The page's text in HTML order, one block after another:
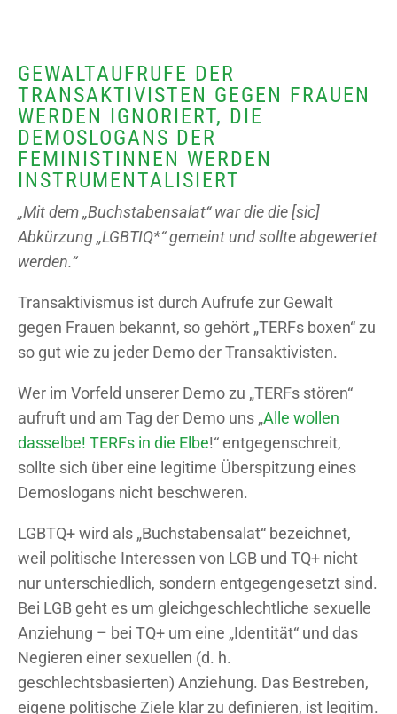
GEWALTAUFRUFE DER
TRANSAKTIVISTEN GEGEN FRAUEN
WERDEN IGNORIERT, DIE
DEMOSLOGANS DER
FEMINISTINNEN WERDEN
INSTRUMENTALISIERT
„Mit dem „Buchstabensalat“ war die die [sic]
Abkürzung „LGBTIQ*“ gemeint und sollte abgewertet
werden.“
Transaktivismus ist durch Aufrufe zur Gewalt
gegen Frauen bekannt, so gehört „TERFs boxen“ zu
so gut wie zu jeder Demo der Transaktivisten.
Wer im Vorfeld unserer Demo zu „TERFs stören“
aufruft und am Tag der Demo uns „Alle wollen
dasselbe! TERFs in die Elbe!“ entgegenschreit,
sollte sich über eine legitime Überspitzung eines
Demoslogans nicht beschweren.
LGBTQ+ wird als „Buchstabensalat“ bezeichnet,
weil politische Interessen von LGB und TQ+ nicht
nur unterschiedlich, sondern entgegengesetzt sind.
Bei LGB geht es um gleichgeschlechtliche sexuelle
Anziehung – bei TQ+ um eine „Identität“ und das
Negieren einer sexuellen (d. h.
geschlechtsbasierten) Anziehung. Das Bestreben,
eigene politische Ziele klar zu definieren, ist legitim.